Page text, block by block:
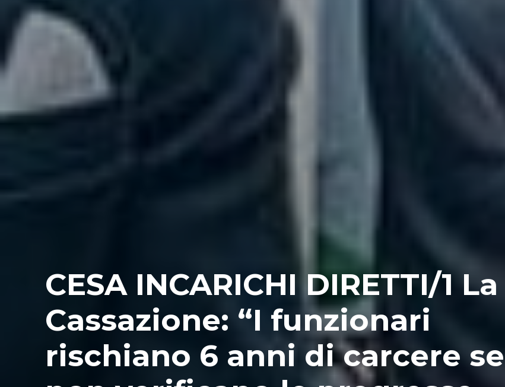
CESA INCARICHI DIRETTI/1 La
Cassazione: “I funzionari
rischiano 6 anni di carcere se